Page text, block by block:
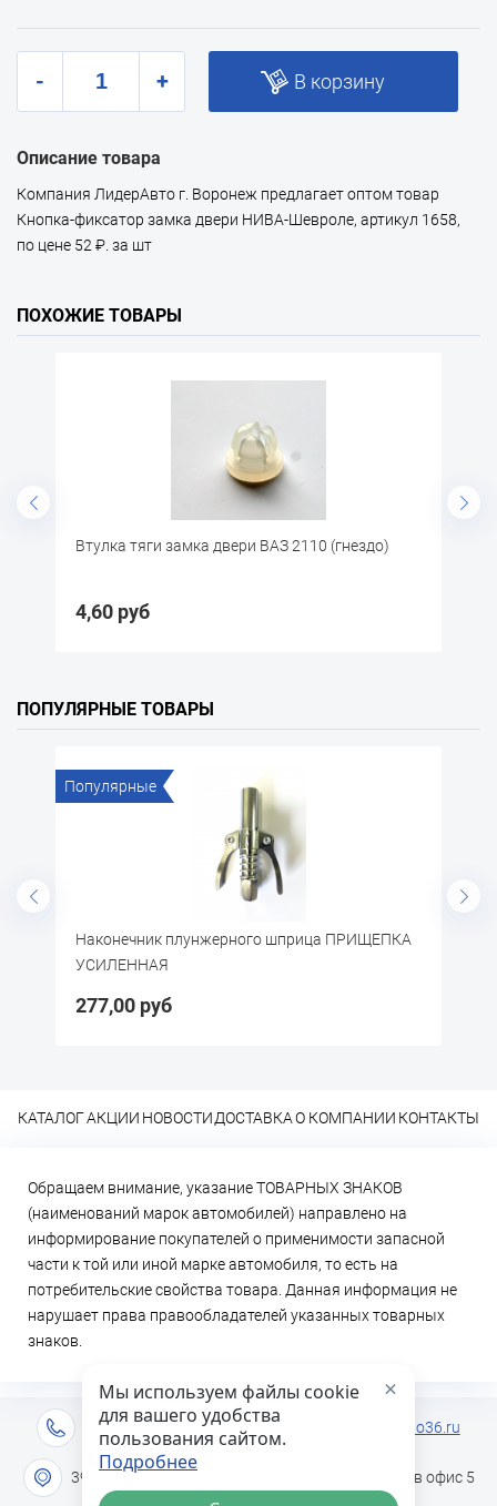
- + В корзину
Описание товара
Компания ЛидерАвто г. Воронеж предлагает оптом товар
Кнопка-фиксатор замка двери НИВА-Шевроле, артикул 1658,
по цене 52 ₽. за шт
ПОХОЖИЕ ТОВАРЫ
Втулка тяги замка двери ВАЗ 2110 (гнездо)
4,60 руб
ПОПУЛЯРНЫЕ ТОВАРЫ
Популярные
Наконечник плунжерного шприца ПРИЩЕПКА
УСИЛЕННАЯ
277,00 руб
КАТАЛОГАКЦИИ НОВОСТИДОСТАВКА О КОМПАНИИ КОНТАКТЫ
Обращаем внимание, указание ТОВАРНЫХ ЗНАКОВ
(наименований марок автомобилей) направлено на
информирование покупателей о применимости запасной
части к той или иной марке автомобиля, то есть на
потребительские свойства товара. Данная информация не
нарушает права правообладателей указанных товарных
знаков.
+7 (473) 2-333-717 info@lideravto36.ru
394051 г. Воронеж, ул. Героев Сибиряков дом 1в офис 5
Мы используем файлы cookie
для вашего удобства
пользования сайтом.
Подробнее
×